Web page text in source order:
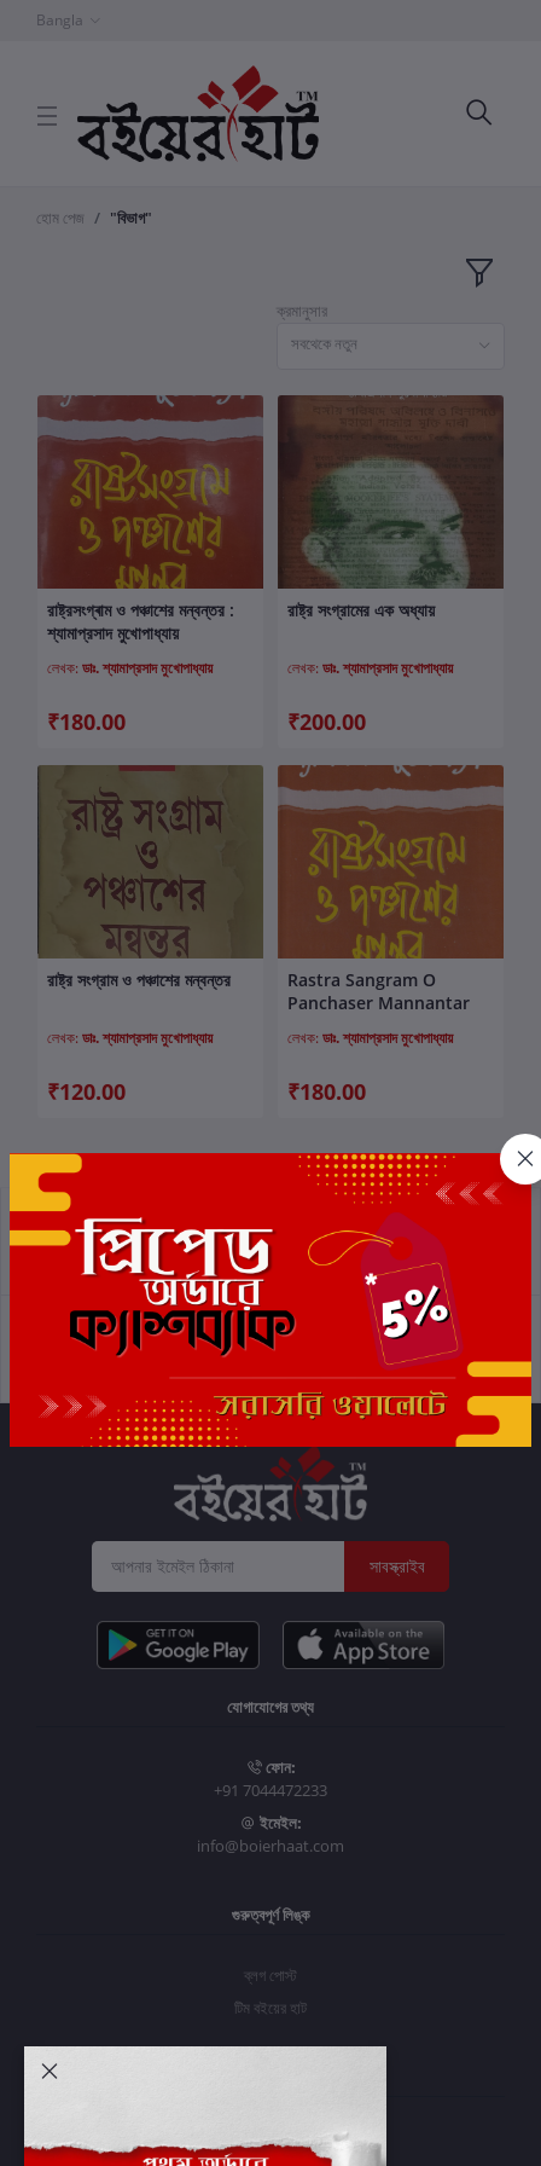
Bangla
হোম পেজ "বিভাগ"
ক্রমানুসার
সবথেকে নতুন
কার্টে যোগ করুন
রাষ্ট্রসংগ্ৰাম ও পঞ্চাশের মন্বন্তর :
শ্যামাপ্রসাদ মুখোপাধ্যায়
লেখক: ডাঃ. শ্যামাপ্রসাদ মুখোপাধ্যায়
₹180.00
কার্টে যোগ করুন
রাষ্ট্র সংগ্রামের এক অধ্যায়
লেখক: ডাঃ. শ্যামাপ্রসাদ মুখোপাধ্যায়
₹200.00
কার্টে যোগ করুন
রাষ্ট্র সংগ্রাম ও পঞ্চাশের মন্বন্তর
লেখক: ডাঃ. শ্যামাপ্রসাদ মুখোপাধ্যায়
₹120.00
কার্টে যোগ করুন
Rastra Sangram O
Panchaser Mannantar
লেখক: ডাঃ. শ্যামাপ্রসাদ মুখোপাধ্যায়
₹180.00
শর্তাবলী প্রত্যাবর্তন নীতিমালা
গোপনীয়তা নীতি
সাবস্ক্রাইব
যোগাযোগের তথ্য
ফোন:
+91 7044472233
ইমেইল:
info@boierhaat.com
গুরুত্বপূর্ণ লিঙ্ক
ব্লগ পোস্ট
টিম বইয়ের হাট
প্রবেশ করুন